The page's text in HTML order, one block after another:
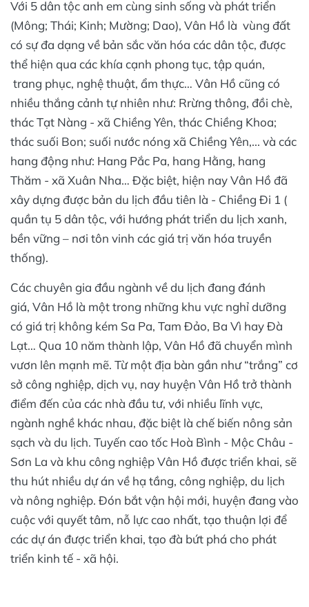
Với 5 dân tộc anh em cùng sinh sống và phát triển
(Mông; Thái; Kinh; Mường; Dao), Vân Hồ là vùng đất
có sự đa dạng về bản sắc văn hóa các dân tộc, được
thể hiện qua các khía cạnh phong tục, tập quán,
trang phục, nghệ thuật, ẩm thực… Vân Hồ cũng có
nhiều thắng cảnh tự nhiên như: Rrừng thông, đồi chè,
thác Tạt Nàng - xã Chiềng Yên, thác Chiềng Khoa;
thác suối Bon; suối nước nóng xã Chiềng Yên,... và các
hang động như: Hang Pắc Pa, hang Hằng, hang
Thăm - xã Xuân Nha… Đặc biệt, hiện nay Vân Hồ đã
xây dựng được bản du lịch đầu tiên là - Chiềng Đi 1 (
quần tụ 5 dân tộc, với hướng phát triển du lịch xanh,
bền vững – nơi tôn vinh các giá trị văn hóa truyền
thống).
Các chuyên gia đầu ngành về du lịch đang đánh
giá, Vân Hồ là một trong những khu vực nghỉ dưỡng
có giá trị không kém Sa Pa, Tam Đảo, Ba Vì hay Đà
Lạt… Qua 10 năm thành lập, Vân Hồ đã chuyển mình
vươn lên mạnh mẽ. Từ một địa bàn gần như “trắng” cơ
sở công nghiệp, dịch vụ, nay huyện Vân Hồ trở thành
điểm đến của các nhà đầu tư, với nhiều lĩnh vực,
ngành nghề khác nhau, đặc biệt là chế biến nông sản
sạch và du lịch. Tuyến cao tốc Hoà Bình - Mộc Châu -
Sơn La và khu công nghiệp Vân Hồ được triển khai, sẽ
thu hút nhiều dự án về hạ tầng, công nghiệp, du lịch
và nông nghiệp. Đón bắt vận hội mới, huyện đang vào
cuộc với quyết tâm, nỗ lực cao nhất, tạo thuận lợi để
các dự án được triển khai, tạo đà bứt phá cho phát
triển kinh tế - xã hội.